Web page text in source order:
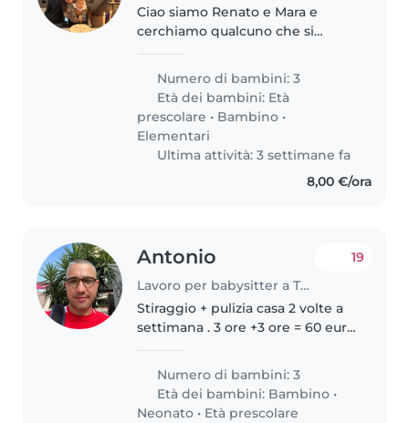
Ciao siamo Renato e Mara e
cerchiamo qualcuno che si
lungo termine.
Numero di bambini: 3
Età dei bambini: Età
prescolare • Bambino •
Elementari
Ultima attività: 3 settimane fa
8,00 €/ora
Antonio
Lavoro per babysitter a Taranto
19
Stiraggio + pulizia casa 2 volte a
settimana . 3 ore +3 ore = 60 euro
bimbi cerchiamo professionista
doposcuola che si occupa di 3
bambini ogni giorno..
Numero di bambini: 3
Età dei bambini: Bambino •
Neonato • Età prescolare